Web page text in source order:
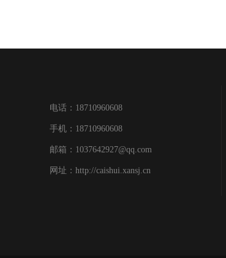
电话：18710960608
手机：18710960608
邮箱：1037642927@qq.com
网址：http://caishui.xansj.cn